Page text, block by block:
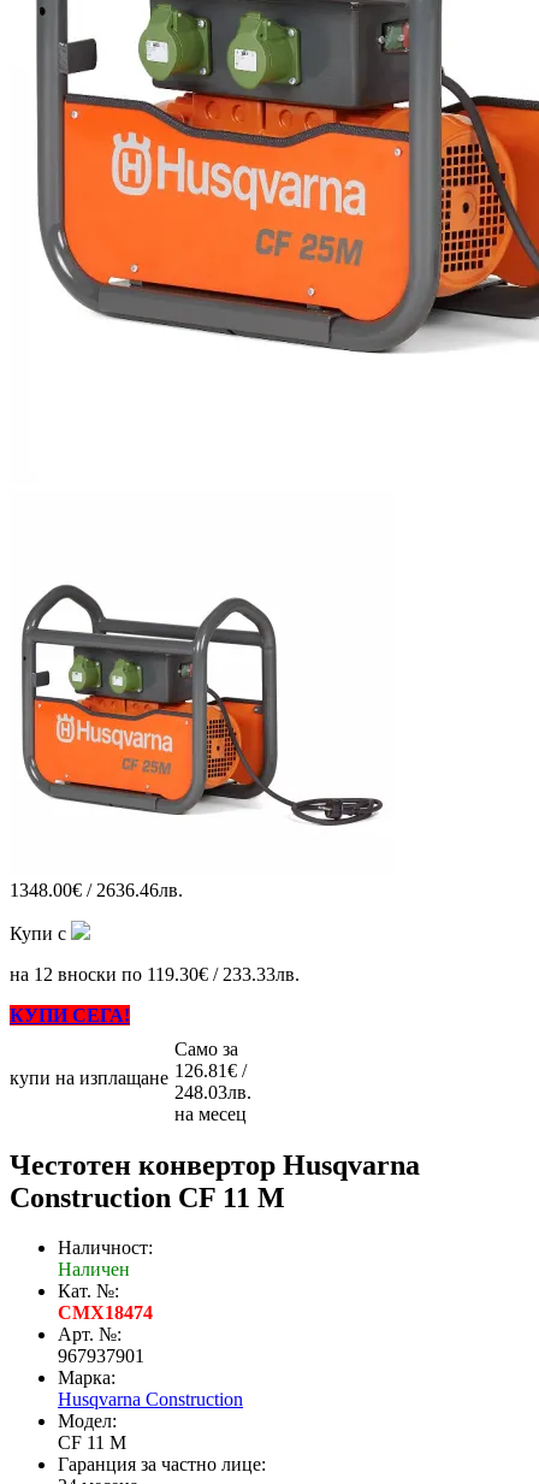
1348.00€ / 2636.46лв.
Купи с
на 12 вноски по 119.30€ / 233.33лв.
КУПИ СЕГА!
купи на изплащане
Само за
126.81€ /
248.03лв.
на месец
Честотен конвертор Husqvarna
Construction CF 11 M
Наличност:
Наличен
Кат. №:
CMX18474
Арт. №:
967937901
Марка:
Husqvarna Construction
Модел:
CF 11 M
Гаранция за частно лице: